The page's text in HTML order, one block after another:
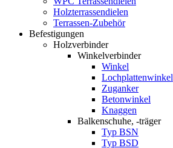
Holzterrassendielen
Terrassen-Zubehör
Befestigungen
Holzverbinder
Winkelverbinder
Winkel
Lochplattenwinkel
Zuganker
Betonwinkel
Knaggen
Balkenschuhe, -träger
Typ BSN
Typ BSD